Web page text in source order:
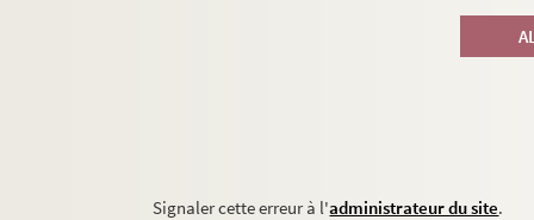
Signaler cette erreur à l'administrateur du site.